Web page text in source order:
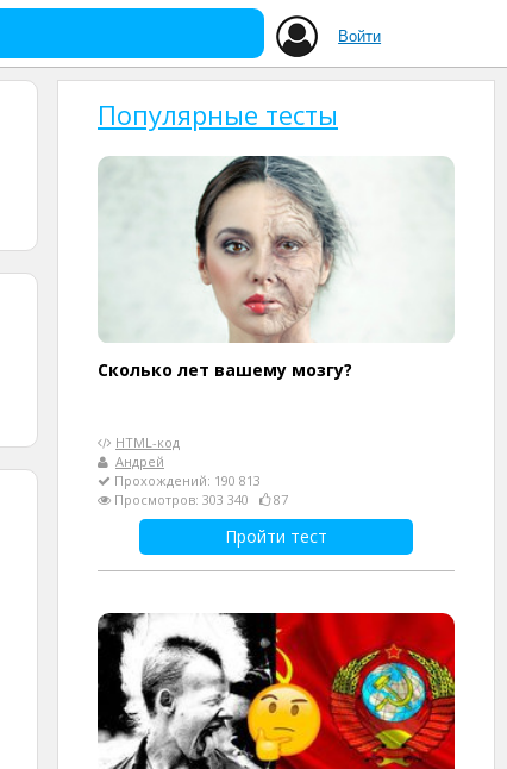
Войти
Популярные тесты
Сколько лет вашему мозгу?
HTML-код
Андрей
Прохождений: 190 813
Просмотров: 303 340
87
Пройти тест